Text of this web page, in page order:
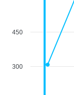
300
450